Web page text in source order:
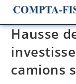
Hausse
camions